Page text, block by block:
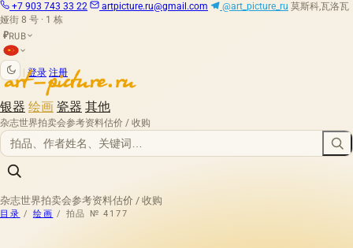
+7 903 743 33 22 artpicture.ru@gmail.com @art_picture_ru 莫斯科,瓦洛瓦
娅街 8 号 · 1 栋
₽RUB
登录 注册
银器 绘画 瓷器 其他
杂志世界拍卖会参考资料估价 / 收购
杂志世界拍卖会参考资料估价 / 收购
目录 / 绘画 / 拍品 № 4177